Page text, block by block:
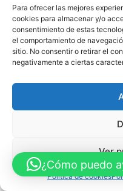
Para ofrecer las mejores
cookies para almacenar y/o
consentimiento de estas
el comportamiento de
sitio. No consentir o retirar el
negativamente a ciertas
Ver
Política de cookies
FINANCIADO POR LA
DIGITAL POR LOS
MECANISMO DE
© Guia Telefónica de
¿Cómo puedo